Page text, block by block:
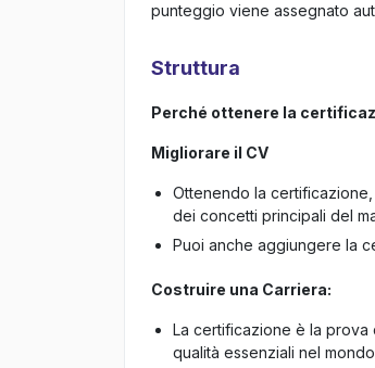
punteggio viene assegnato
Struttura
Perché ottenere la
Migliorare il CV
Ottenendo la
dei concetti principali del
Puoi anche aggiungere la
Costruire una Carriera:
La certificazione è la prova
qualità essenziali nel